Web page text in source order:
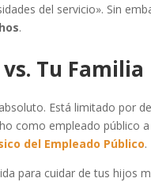
del servicio». Sin
.
Tu Familia
Está limitado por
como empleado público
del Empleado Público.
para cuidar de tus hijos